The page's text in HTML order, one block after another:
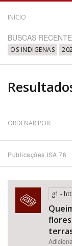
Data do Documento
Até
Povo Indígena
Subtema
Área de
INÍCIO
BUSCAS
OS INDIGENAS
ORDENAR POR:
Publicações ISA 76
g1 -